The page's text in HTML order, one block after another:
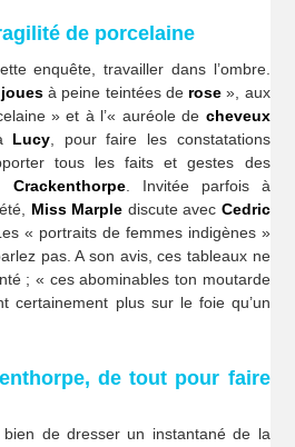
de porcelaine
enquête, travailler dans l’ombre.
jouesà peine teintées de rose », aux
» et à l’« auréole de cheveux
Lucy , pour faire les constatations
tous les faits et gestes des
Crackenthorpe. Invitée parfois à
Miss Marple discute avec Cedric
« portraits de femmes indigènes »
pas. A son avis, ces tableaux ne
; « ces abominables ton moutarde
certainement plus sur le foie qu’un
de tout pour faire
bien de dresser un instantané de la